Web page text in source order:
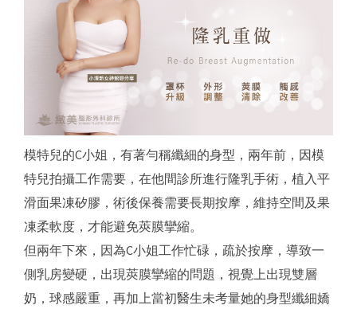
模特兒的C小姐，有著勻稱纖細的身型，兩年前，因模
特兒拍攝工作需要，在他間診所進行隆乳手術，植入平
滑面果凍矽膠，術後保養需要長期按摩，維持空間及果
凍柔軟度，才能避免莢膜攣縮。
但兩年下來，因為C小姐工作忙碌，疏於按摩，導致一
側乳房變硬，出現莢膜攣縮的問題，視覺上出現雙層
奶，球感嚴重，再加上當初醫生未考量她的身型纖細嬌